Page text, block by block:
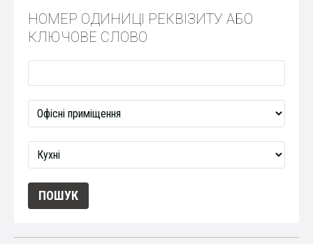
НОМЕР ОДИНИЦІ РЕКВІЗИТУ АБО
КЛЮЧОВЕ СЛОВО